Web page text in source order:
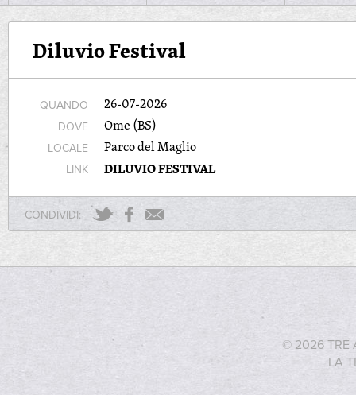
Diluvio Festival
QUANDO 26-07-2026
DOVE Ome (BS)
LOCALE Parco del Maglio
LINK DILUVIO FESTIVAL
CONDIVIDI:
© 2026 TRE
LA